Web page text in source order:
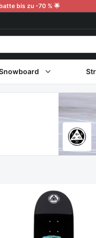
bis zu -70 % 🌟